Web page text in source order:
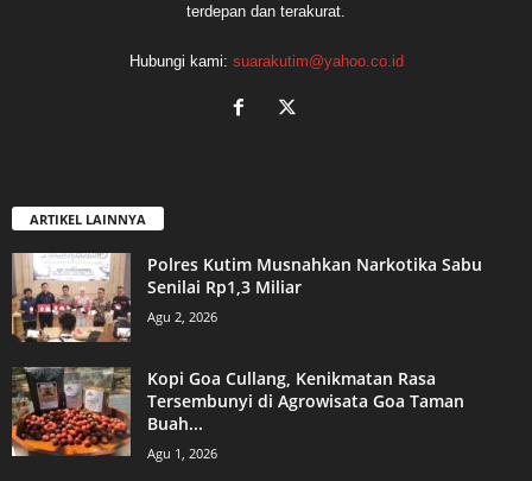
terdepan dan terakurat.
Hubungi kami: suarakutim@yahoo.co.id
ARTIKEL LAINNYA
Polres Kutim Musnahkan Narkotika Sabu
Senilai Rp1,3 Miliar
Agu 2, 2026
Kopi Goa Cullang, Kenikmatan Rasa
Tersembunyi di Agrowisata Goa Taman
Buah...
Agu 1, 2026